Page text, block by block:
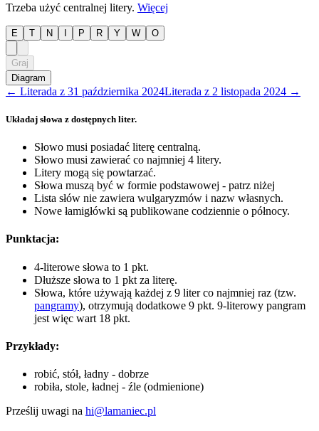
Trzeba użyć centralnej litery. Więcej
E T N P R Y W O
Graj
Diagram
← Literada z 31 października 2024Literada z 2 listopada 2024 →
Układaj słowa z dostępnych liter.
Słowo musi posiadać literę centralną.
Słowo musi zawierać co najmniej 4 litery.
Litery mogą się powtarzać.
Słowa muszą być w formie podstawowej - patrz niżej
Lista słów nie zawiera wulgaryzmów i nazw własnych.
Nowe łamigłówki są publikowane codziennie o północy.
Punktacja:
4-literowe słowa to 1 pkt.
Dłuższe słowa to 1 pkt za literę.
Słowa, które używają każdej z 9 liter co najmniej raz (tzw.
pangramy), otrzymują dodatkowe 9 pkt. 9-literowy pangram
jest więc wart 18 pkt.
Przykłady:
robić, stół, ładny - dobrze
robiła, stole, ładnej - źle (odmienione)
Prześlij uwagi na hi@lamaniec.pl